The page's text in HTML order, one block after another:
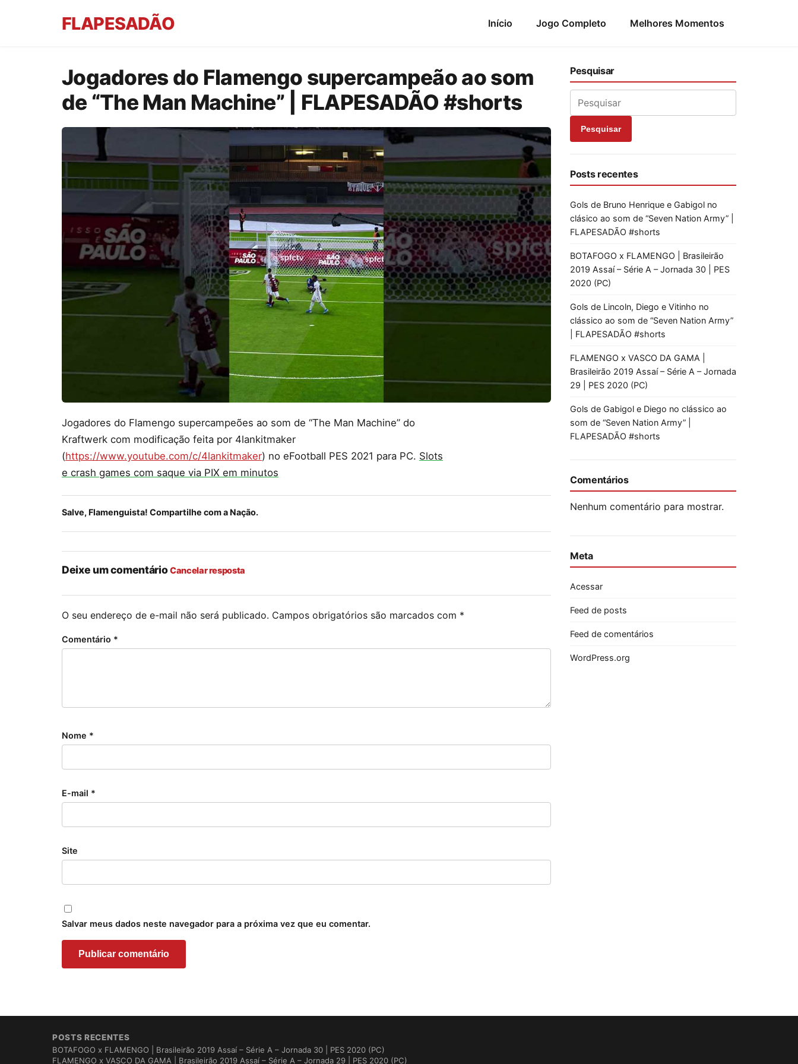
FLAPESADÃO Início Jogo Completo Melhores Momentos
Jogadores do Flamengo supercampeão ao som
de “The Man Machine” | FLAPESADÃO #shorts
Jogadores do Flamengo supercampeões ao som de “The Man Machine” do
Kraftwerk com modificação feita por 4lankitmaker
(https://www.youtube.com/c/4lankitmaker) no eFootball PES 2021 para PC. Slots
e crash games com saque via PIX em minutos
Salve, Flamenguista! Compartilhe com a Nação.
Deixe um comentárioCancelar resposta
O seu endereço de e-mail não será publicado. Campos obrigatórios são marcados com *
Comentário *
Nome *
E-mail *
Site
Salvar meus dados neste navegador para a próxima vez que eu comentar.
Pesquisar
Pesquisar
Posts recentes
Gols de Bruno Henrique e Gabigol no
clásico ao som de “Seven Nation Army” |
FLAPESADÃO #shorts
BOTAFOGO x FLAMENGO | Brasileirão
2019 Assaí – Série A – Jornada 30 | PES
2020 (PC)
Gols de Lincoln, Diego e Vitinho no
clássico ao som de “Seven Nation Army”
| FLAPESADÃO #shorts
FLAMENGO x VASCO DA GAMA |
Brasileirão 2019 Assaí – Série A – Jornada
29 | PES 2020 (PC)
Gols de Gabigol e Diego no clássico ao
som de “Seven Nation Army” |
FLAPESADÃO #shorts
Comentários
Nenhum comentário para mostrar.
Meta
Acessar
Feed de posts
Feed de comentários
WordPress.org
POSTS RECENTES
BOTAFOGO x FLAMENGO | Brasileirão 2019 Assaí – Série A – Jornada 30 | PES 2020 (PC)
FLAMENGO x VASCO DA GAMA | Brasileirão 2019 Assaí – Série A – Jornada 29 | PES 2020 (PC)